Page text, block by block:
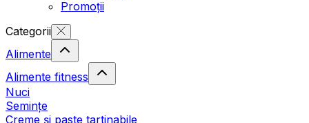
Promoții
Categorii
Alimente
Alimente fitness
Nuci
Semințe
Creme și paste tartinabile